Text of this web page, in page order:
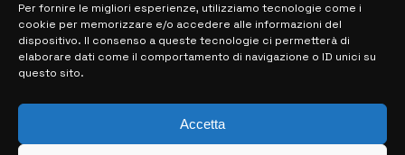
Per fornire le migliori esperienze, utilizziamo tecnologie come i
cookie per memorizzare e/o accedere alle informazioni del
dispositivo. Il consenso a queste tecnologie ci permetterà di
elaborare dati come il comportamento di navigazione o ID unici su
questo sito.
Accetta
MAPPA DEL SITO
> NOTIZIE